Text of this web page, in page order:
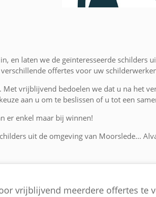
en laten we de geïnteresseerde schilders
offertes voor uw
vrijblijvend bedoelen we dat u na het
aan u om te beslissen of u tot een
er enkel maar bij winnen!
uit de omgeving van Moorslede...
vrijblijvend meerdere offertes te